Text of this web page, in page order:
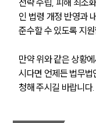
인 법령 개정 반영과
준수할 수 있도록 지원
만약 위와 같은 상황
시다면 언제든 법무
청해 주시길 바랍니다.